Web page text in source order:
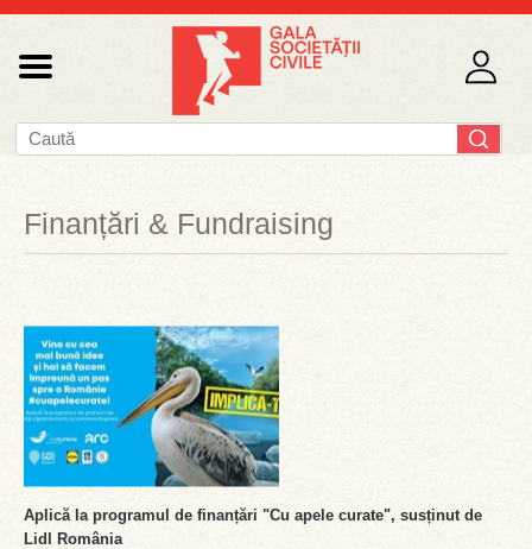
Finanțări & Fundraising
Aplică la programul de finanțări "Cu apele curate", susținut de
Lidl România